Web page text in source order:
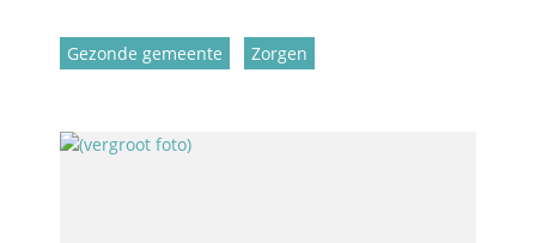
Thema's
Gezonde gemeente Zorgen